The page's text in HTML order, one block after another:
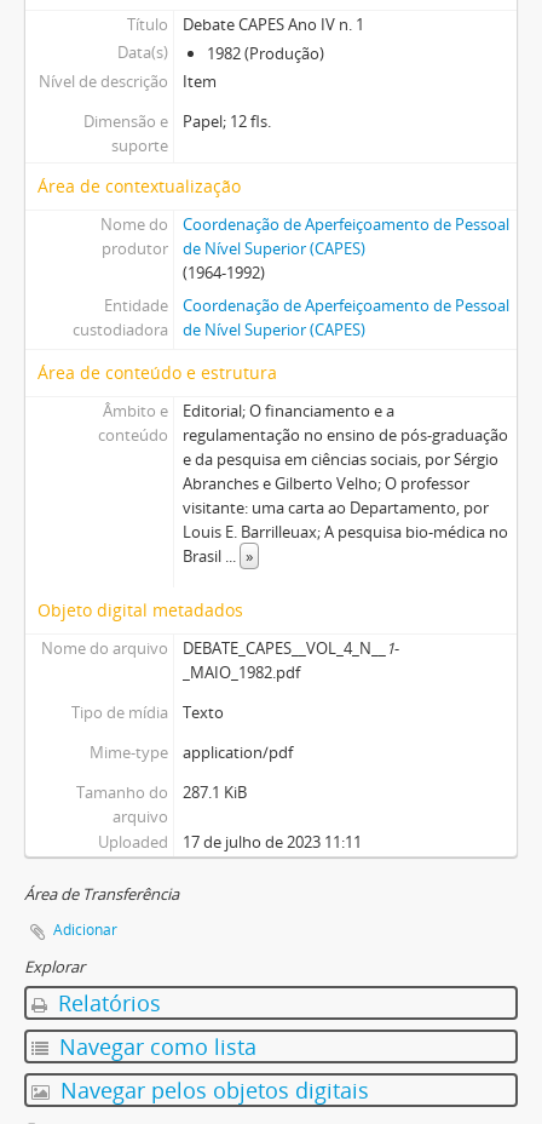
Título
Debate CAPES Ano IV n. 1
Data(s)
1982 (Produção)
Nível de descrição
Item
Dimensão e
suporte
Papel; 12 fls.
Área de contextualização
Nome do
produtor
Coordenação de Aperfeiçoamento de Pessoal
de Nível Superior (CAPES)
(1964-1992)
Entidade
custodiadora
Coordenação de Aperfeiçoamento de Pessoal
de Nível Superior (CAPES)
Área de conteúdo e estrutura
Âmbito e
conteúdo
Editorial; O financiamento e a
regulamentação no ensino de pós-graduação
e da pesquisa em ciências sociais, por Sérgio
Abranches e Gilberto Velho; O professor
visitante: uma carta ao Departamento, por
Louis E. Barrilleuax; A pesquisa bio-médica no
Brasil ... »
Objeto digital metadados
Nome do arquivo DEBATE_CAPES__VOL_4_N__ 1-
_MAIO_1982.pdf
Tipo de mídia
Texto
Mime-type
application/pdf
Tamanho do
arquivo
287.1 KiB
Uploaded 17 de julho de 2023 11:11
Área de Transferência
Adicionar
Explorar
Relatórios
Navegar como lista
Navegar pelos objetos digitais